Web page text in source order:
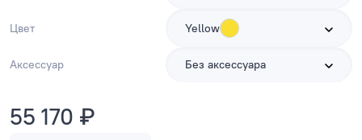
Цвет Yellow
Аксессуар Без аксессуара
55 170 ₽